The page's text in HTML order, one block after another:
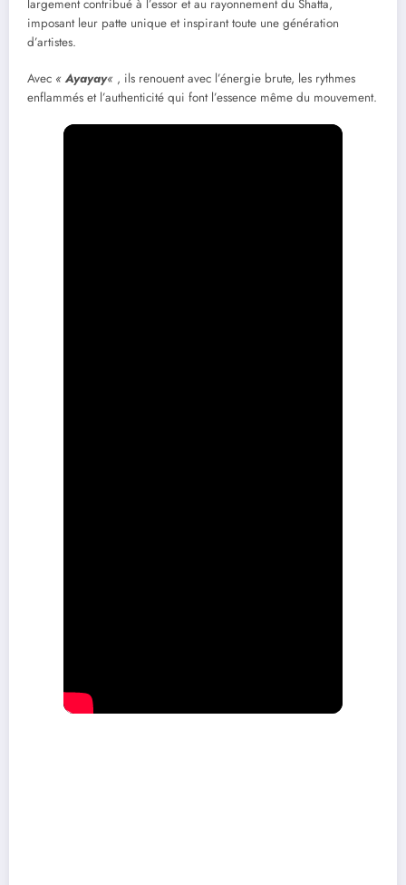
largement contribué à l’essor et au rayonnement du Shatta,
imposant leur patte unique et inspirant toute une génération
d’artistes.
Avec « Ayayay« , ils renouent avec l’énergie brute, les rythmes
enflammés et l’authenticité qui font l’essence même du mouvement.